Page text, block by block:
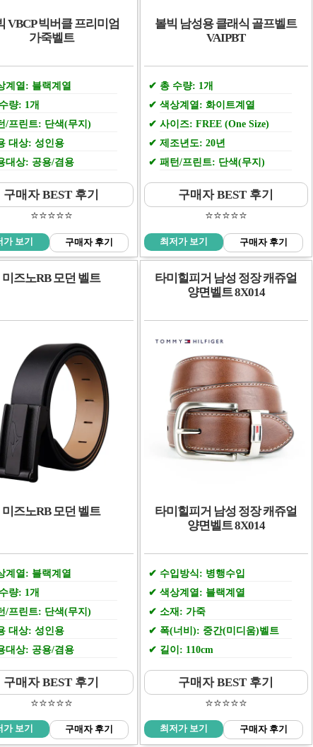
VBCP 빅버클 프리미엄
가죽벨트
계열: 블랙계열
량: 1개
/프린트: 단색(무지)
대상: 성인용
대상: 공용/겸용
구매자 BEST 후기
⭐️⭐️⭐️⭐️⭐️
가 보기 구매자 후기
볼빅 남성용 클래식 골프벨트
VAIPBT
총 수량: 1개
색상계열: 화이트계열
사이즈: FREE (One Size)
제조년도: 20년
패턴/프린트: 단색(무지)
구매자 BEST 후기
⭐️⭐️⭐️⭐️⭐️
최저가 보기 구매자 후기
미즈노RB 모던 벨트
미즈노RB 모던 벨트
계열: 블랙계열
량: 1개
/프린트: 단색(무지)
대상: 성인용
대상: 공용/겸용
구매자 BEST 후기
⭐️⭐️⭐️⭐️⭐️
가 보기 구매자 후기
타미힐피거 남성 정장 캐쥬얼
양면벨트 8X014
타미힐피거 남성 정장 캐쥬얼
양면벨트 8X014
수입방식: 병행수입
색상계열: 블랙계열
소재: 가죽
폭(너비): 중간(미디움)벨트
길이: 110cm
구매자 BEST 후기
⭐️⭐️⭐️⭐️⭐️
최저가 보기 구매자 후기